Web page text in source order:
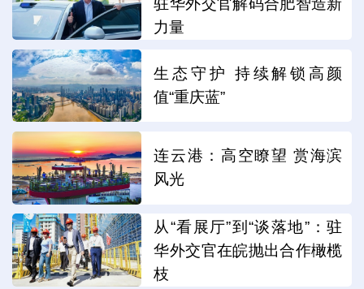
驻华外交官解码合肥智造新
力量
生态守护 持续解锁高颜
值“重庆蓝”
连云港：高空瞭望 赏海滨
风光
从“看展厅”到“谈落地”：驻
华外交官在皖抛出合作橄榄
枝